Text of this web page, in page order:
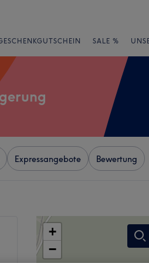
SALE %
Expressangebote Bewertung
+
−